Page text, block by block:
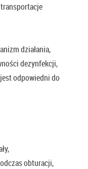
działania,
dezynfekcji,
odpowiedni do
obturacji,